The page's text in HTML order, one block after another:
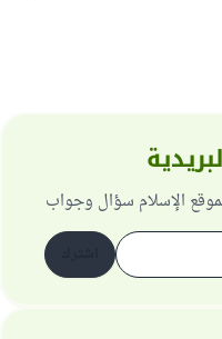
الإسلام سؤال وجواب